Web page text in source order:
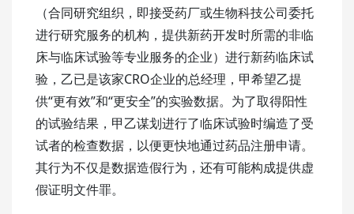
（合同研究组织，即接受药厂或生物科技公司委托
进行研究服务的机构，提供新药开发时所需的非临
床与临床试验等专业服务的企业）进行新药临床试
验，乙已是该家CRO企业的总经理，甲希望乙提
供“更有效”和“更安全”的实验数据。为了取得阳性
的试验结果，甲乙谋划进行了临床试验时编造了受
试者的检查数据，以便更快地通过药品注册申请。
其行为不仅是数据造假行为，还有可能构成提供虚
假证明文件罪。